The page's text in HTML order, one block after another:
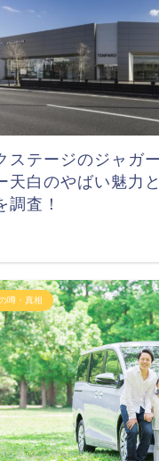
ステージのジャガ
天白のやばい魅力
調査！
噂・真相